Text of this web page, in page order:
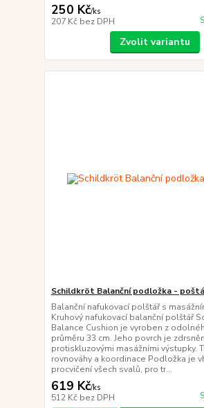
250 Kč/ks
207 Kč bez DPH
Zvolit variantu
Schildkröt Balanční podložka -
Balanční nafukovací polštář s
Kruhový nafukovací balanční polštář
Balance Cushion je vyroben z
průměru 33 cm. Jeho povrch je zdrsněn
protiskluzovými masážními výstupky.
rovnováhy a koordinace Podložka je
procvičení všech svalů, pro tr...
619 Kč/ks
512 Kč bez DPH